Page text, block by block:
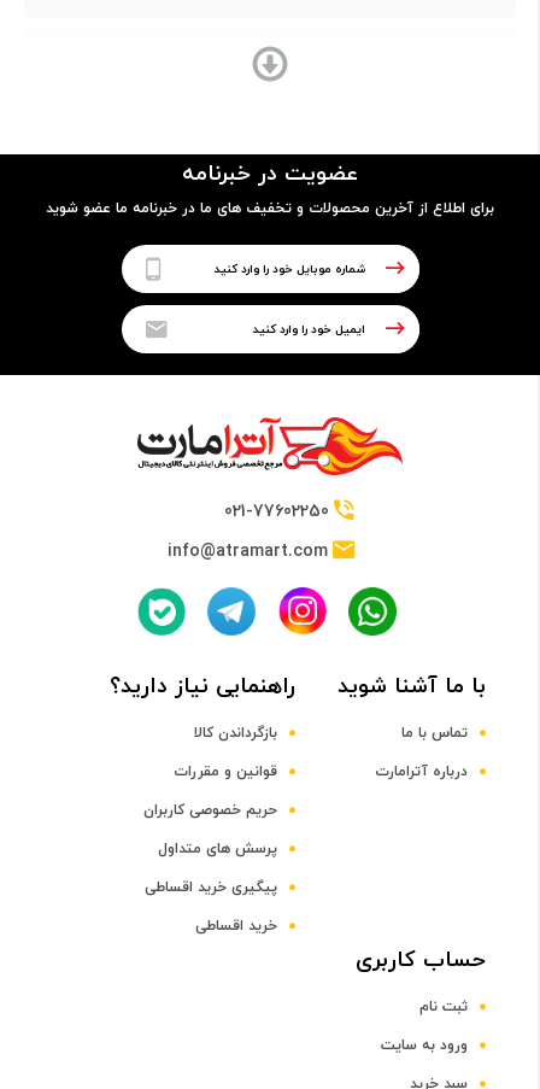
6700HQ
2.80GHz up to 3.80GHz
DDR4
رده صفحه نمایش
عضویت در خبرنامه
برای اطلاع از آخرین محصولات و تخفیف های ما در خبرنامه ما عضو شوید
021-77602250
info@atramart.com
با ما آشنا شوید
تماس با ما
درباره آترامارت
راهنمایی نیاز دارید؟
بازگرداندن کالا
قوانین و مقررات
حریم خصوصی کاربران
پرسش های متداول
پیگیری خرید اقساطی
خرید اقساطی
حساب کاربری
ثبت نام
ورود به سایت
سبد خرید